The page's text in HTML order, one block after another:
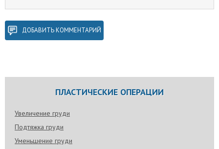
ДОБАВИТЬ КОММЕНТАРИЙ
ПЛАСТИЧЕСКИЕ ОПЕРАЦИИ
Увеличение груди
Подтяжка груди
Уменьшение груди